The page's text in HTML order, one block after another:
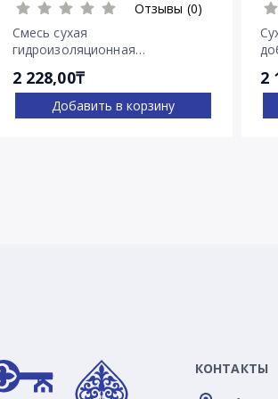
Отзывы (0)
Смесь сухая
гидроизоляционная
Пенетрон
2 228,00₸
Добавить в корзину
2
КОНТАКТЫ